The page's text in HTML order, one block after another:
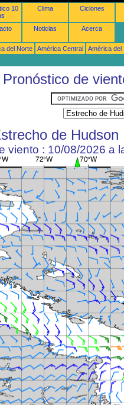
10
Clima Ciclones
Noticias Acerca
del Norte América Central
América del
de
de Hudson
viento : 10/08/2026 a